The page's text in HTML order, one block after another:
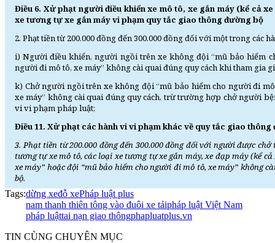
Điều 6. Xử phạt người điều khiển xe mô tô, xe gắn máy (kể cả
xe tương tự xe gắn máy vi phạm quy tắc giao thông đường bộ
2. Phạt tiền từ 200.000 đồng đến 300.000 đồng đối với một trong các
i) Người điều khiển, người ngồi trên xe không đội “mũ bảo hiểm
người đi mô tô, xe máy” không cài quai đúng quy cách khi tham gia
k) Chở người ngồi trên xe không đội “mũ bảo hiểm cho người đi
xe máy” không cài quai đúng quy cách, trừ trường hợp chở người
vi vi phạm pháp luật;
Điều 11. Xử phạt các hành vi vi phạm khác về quy tắc giao thông
3. Phạt tiền từ 200.000 đồng đến 300.000 đồng đối với người được
tương tự xe mô tô, các loại xe tương tự xe gắn máy, xe đạp máy (kể
xe máy” hoặc đội “mũ bảo hiểm cho người đi mô tô, xe máy” không
bộ.
Tags:dừng xeđỗ xePháp luật plus
nam thanh thiên tông vào đuôi xe tảipháp luật Việt Nam
pháp luậttai nạn giao thôngphapluatplus.vn
TIN CÙNG CHUYÊN MỤC